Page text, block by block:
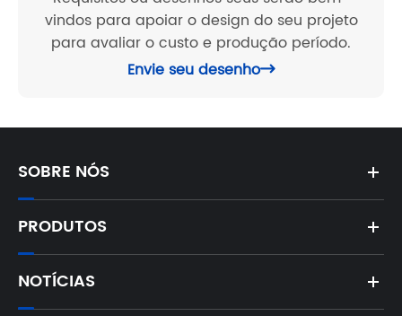
vindos para apoiar o design do seu projeto
para avaliar o custo e produção período.
Envie seu desenho
SOBRE NÓS
PRODUTOS
NOTÍCIAS